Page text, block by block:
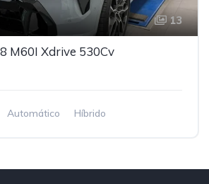
13
M60I Xdrive 530Cv
Automático
Híbrido